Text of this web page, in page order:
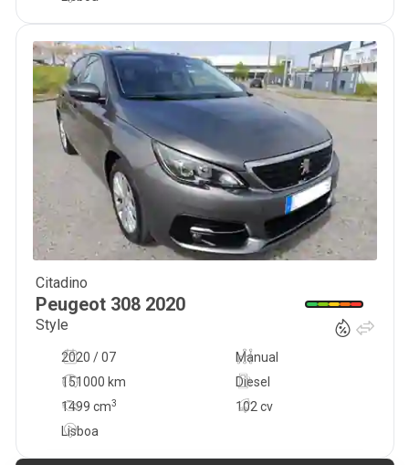
Citadino
Peugeot 308 2020
Style
2020 / 07
Manual
151000 km
102 cv
Diesel
1499 cm3
Lisboa